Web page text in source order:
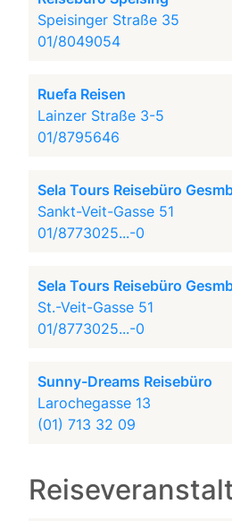
Speisinger Straße 35
01/8049054
Ruefa Reisen
Lainzer Straße 3-5
01/8795646
Sela Tours Reisebüro
Sankt-Veit-Gasse 51
01/8773025...-0
Sela Tours Reisebüro
St.-Veit-Gasse 51
01/8773025...-0
Sunny-Dreams Reisebüro
Larochegasse 13
(01) 713 32 09